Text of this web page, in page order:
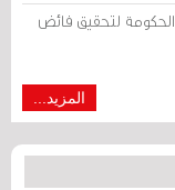
لتحقيق فائض
المزيد...